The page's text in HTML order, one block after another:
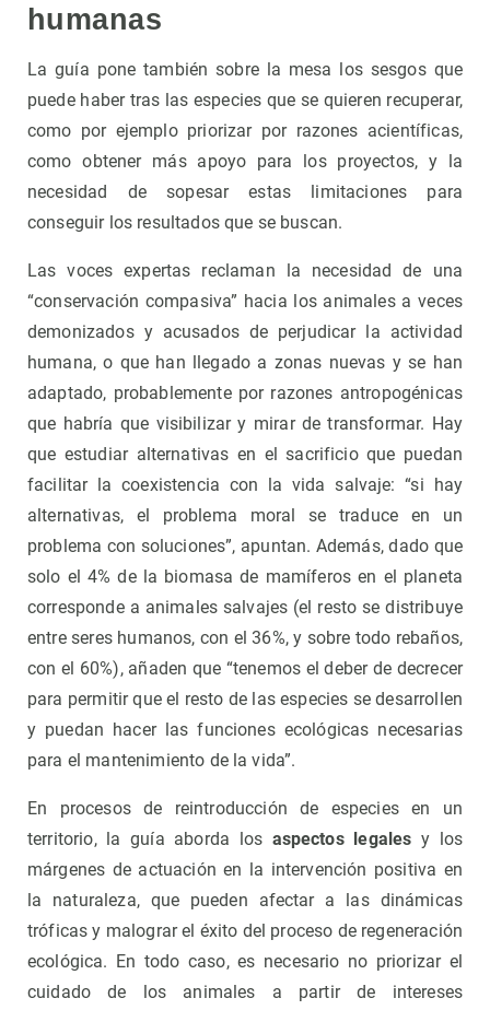
humanas
La guía pone también sobre la mesa los sesgos que
puede haber tras las especies que se quieren recuperar,
como por ejemplo priorizar por razones acientíficas,
como obtener más apoyo para los proyectos, y la
necesidad de sopesar estas limitaciones para
conseguir los resultados que se buscan.
Las voces expertas reclaman la necesidad de una
“conservación compasiva” hacia los animales a veces
demonizados y acusados de perjudicar la actividad
humana, o que han llegado a zonas nuevas y se han
adaptado, probablemente por razones antropogénicas
que habría que visibilizar y mirar de transformar. Hay
que estudiar alternativas en el sacrificio que puedan
facilitar la coexistencia con la vida salvaje: “si hay
alternativas, el problema moral se traduce en un
problema con soluciones”, apuntan. Además, dado que
solo el 4% de la biomasa de mamíferos en el planeta
corresponde a animales salvajes (el resto se distribuye
entre seres humanos, con el 36%, y sobre todo rebaños,
con el 60%), añaden que “tenemos el deber de decrecer
para permitir que el resto de las especies se desarrollen
y puedan hacer las funciones ecológicas necesarias
para el mantenimiento de la vida”.
En procesos de reintroducción de especies en un
territorio, la guía aborda los aspectos legales y los
márgenes de actuación en la intervención positiva en
la naturaleza, que pueden afectar a las dinámicas
tróficas y malograr el éxito del proceso de regeneración
ecológica. En todo caso, es necesario no priorizar el
cuidado de los animales a partir de intereses